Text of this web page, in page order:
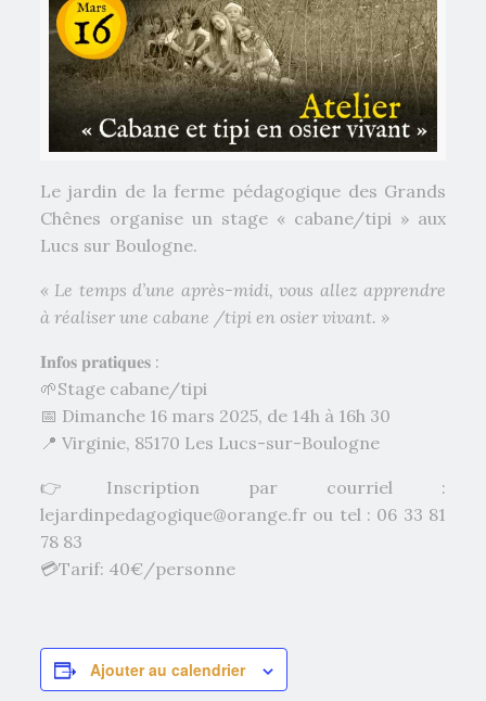
Le jardin de la ferme pédagogique des Grands
Chênes organise un stage « cabane/tipi » aux
Lucs sur Boulogne.
« Le temps d’une après-midi, vous allez apprendre
à réaliser une cabane /tipi en osier vivant. »
𝐈𝐧𝐟𝐨𝐬 𝐩𝐫𝐚𝐭𝐢𝐪𝐮𝐞𝐬 :
🌱Stage cabane/tipi
📅 Dimanche 16 mars 2025, de 14h à 16h 30
📍 Virginie, 85170 Les Lucs-sur-Boulogne
👉Inscription par courriel :
lejardinpedagogique@orange.fr ou tel : 06 33 81
78 83
💳Tarif: 40€/personne
Ajouter au calendrier